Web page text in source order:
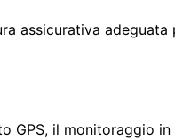
assicurativa
GPS, il monitoraggio